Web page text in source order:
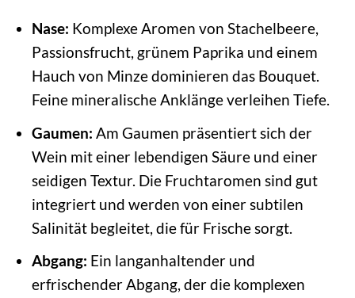
Nase: Komplexe Aromen von Stachelbeere,
Passionsfrucht, grünem Paprika und einem
Hauch von Minze dominieren das Bouquet.
Feine mineralische Anklänge verleihen Tiefe.
Gaumen: Am Gaumen präsentiert sich der
Wein mit einer lebendigen Säure und einer
seidigen Textur. Die Fruchtaromen sind gut
integriert und werden von einer subtilen
Salinität begleitet, die für Frische sorgt.
Abgang: Ein langanhaltender und
erfrischender Abgang, der die komplexen